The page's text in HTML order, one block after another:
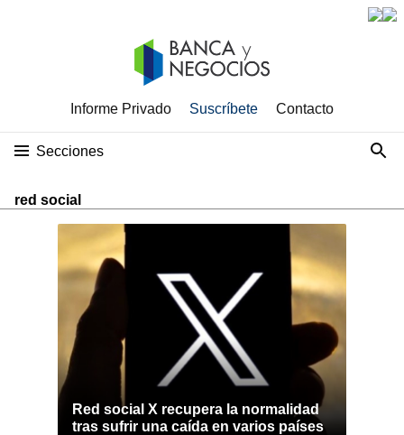
Informe Privado Suscríbete Contacto
Secciones
red social
Red social X recupera la normalidad
tras sufrir una caída en varios países